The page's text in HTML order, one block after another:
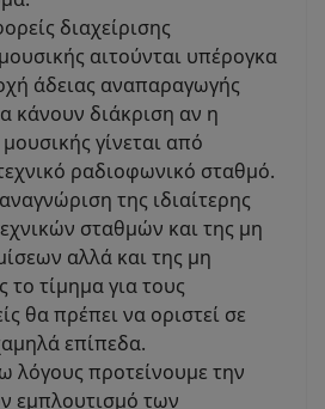
διαχείρισης
αιτούνται υπέρογκα
άδειας αναπαραγωγής
κάνουν διάκριση αν η
γίνεται από
ραδιοφωνικό σταθμό.
της ιδιαίτερης
σταθμών και της μη
αλλά και της μη
τίμημα για τους
θα πρέπει να οριστεί σε
επίπεδα.
λόγους προτείνουμε την
εμπλουτισμό των